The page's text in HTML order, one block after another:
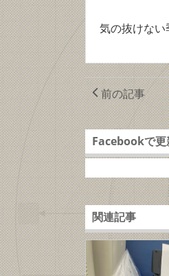
気の抜けない
前の記事
Facebookで更
関連記事